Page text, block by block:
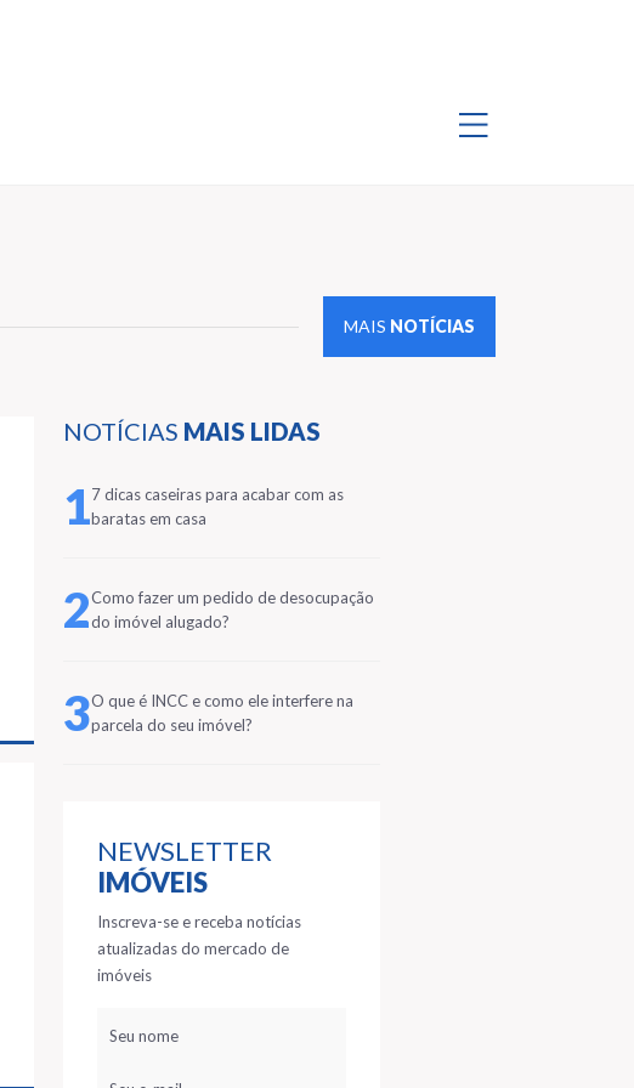
MAIS NOTÍCIAS
NOTÍCIAS MAIS LIDAS
17 dicas caseiras para acabar com as
baratas em casa
2Como fazer um pedido de desocupação
do imóvel alugado?
3O que é INCC e como ele interfere na
parcela do seu imóvel?
NEWSLETTER
IMÓVEIS
Inscreva-se e receba notícias
atualizadas do mercado de
imóveis